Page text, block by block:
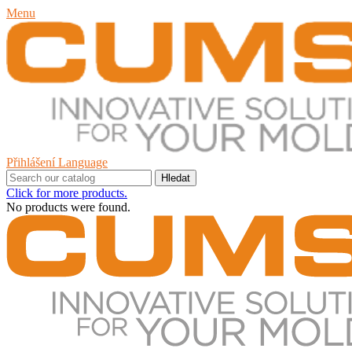
Menu
Přihlášení Language
Hledat
Click for more products.
No products were found.